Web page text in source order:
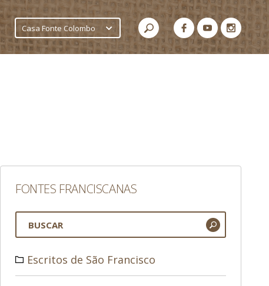
Casa Fonte Colombo
FONTES FRANCISCANAS
Escritos de São Francisco